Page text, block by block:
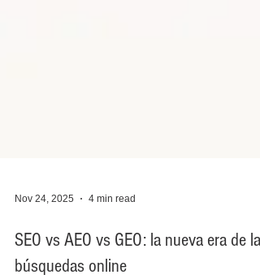
SEO vs AEO vs GEO: la nueva era de las